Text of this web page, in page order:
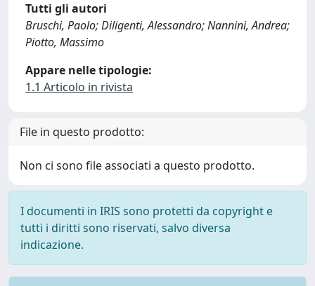
Tutti gli autori
Bruschi, Paolo; Diligenti, Alessandro; Nannini, Andrea;
Piotto, Massimo
Appare nelle tipologie:
1.1 Articolo in rivista
File in questo prodotto:
Non ci sono file associati a questo prodotto.
I documenti in IRIS sono protetti da copyright e
tutti i diritti sono riservati, salvo diversa
indicazione.